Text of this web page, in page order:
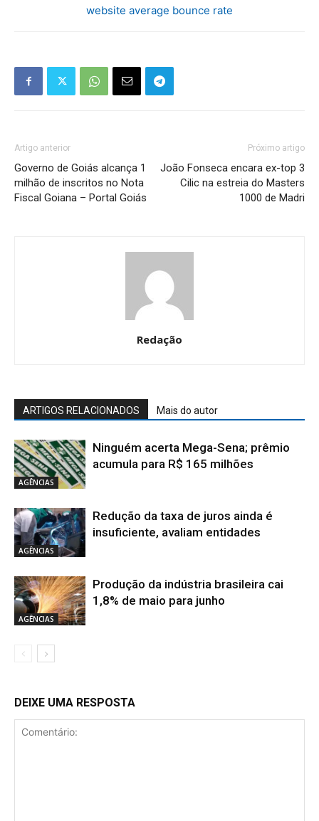
website average bounce rate
Artigo anterior
Governo de Goiás alcança 1
milhão de inscritos no Nota
Fiscal Goiana – Portal Goiás
Próximo artigo
João Fonseca encara ex-top 3
Cilic na estreia do Masters
1000 de Madri
Redação
ARTIGOS RELACIONADOS Mais do autor
AGÊNCIAS
Ninguém acerta Mega-Sena; prêmio
acumula para R$ 165 milhões
AGÊNCIAS
Redução da taxa de juros ainda é
insuficiente, avaliam entidades
AGÊNCIAS
Produção da indústria brasileira cai
1,8% de maio para junho
DEIXE UMA RESPOSTA